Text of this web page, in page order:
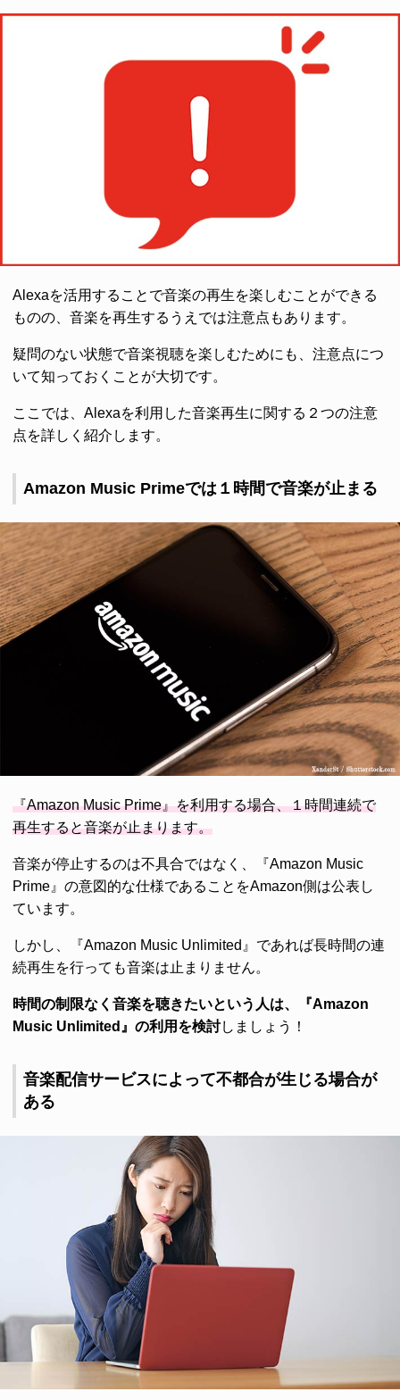
Alexaを活用することで音楽の再生を楽しむことができる
ものの、音楽を再生するうえでは注意点もあります。
疑問のない状態で音楽視聴を楽しむためにも、注意点につ
いて知っておくことが大切です。
ここでは、Alexaを利用した音楽再生に関する２つの注意
点を詳しく紹介します。
Amazon Music Primeでは１時間で音楽が止まる
『Amazon Music Prime』を利用する場合、１時間連続で
再生すると音楽が止まります。
音楽が停止するのは不具合ではなく、『Amazon Music
Prime』の意図的な仕様であることをAmazon側は公表し
ています。
しかし、『Amazon Music Unlimited』であれば長時間の連
続再生を行っても音楽は止まりません。
時間の制限なく音楽を聴きたいという人は、『Amazon
Music Unlimited』の利用を検討しましょう！
音楽配信サービスによって不都合が生じる場合が
ある